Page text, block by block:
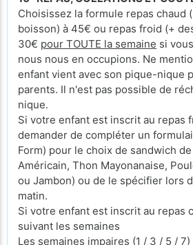
Choisissez la formule repas chaud
boisson) à 45€ ou repas froid (+
30€ pour TOUTE la semaine si
nous nous en occupions. Ne
enfant vient avec son pique-nique
parents. Il n'est pas possible de
nique.
Si votre enfant est inscrit au repas
demander de compléter un
Form) pour le choix de sandwich
Américain, Thon Mayonanaise,
ou Jambon) ou de le spécifier lors
matin.
Si votre enfant est inscrit au repas
suivant les semaines
Les semaines impaires (1 / 3 / 5 / 7)